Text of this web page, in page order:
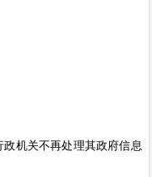
机关不再处理其政府信息